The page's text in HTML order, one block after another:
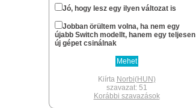
megjelenéskor már egyszer
berendeltem,de meguntam hogy fél év
után sem volt kapható, inkább
elruházkodtam az árát.
Switch megvan az mellé pedig hogy
tánogassam a Japánokat csak egy PS5
jöhet szóba.Nagyon sok rá a jó játék.Az új
kontroller pedig olyan élmény ami csak
PS-en van.A PSVR2 is most jön az pedig
megint egy brutál kütyü.Volt egyes VR-om,
szerettem nagyon.
Jó, hogy lesz egy ilyen változat is
Jobban örültem volna, ha nem egy
újabb Switch modellt, hanem egy teljesen
új gépet csinálnak
Kiírta Norbi(HUN)
szavazat: 51
Korábbi szavazások